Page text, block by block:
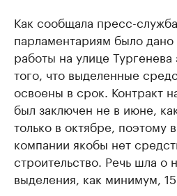
Как сообщала пресс-
парламентариям было
работы на улице Тургенева
того, что выделенные
освоены в срок. Контракт
был заключен не в июне,
только в октябре, поэтому
компании якобы нет
строительство. Речь шла о
выделения, как минимум,